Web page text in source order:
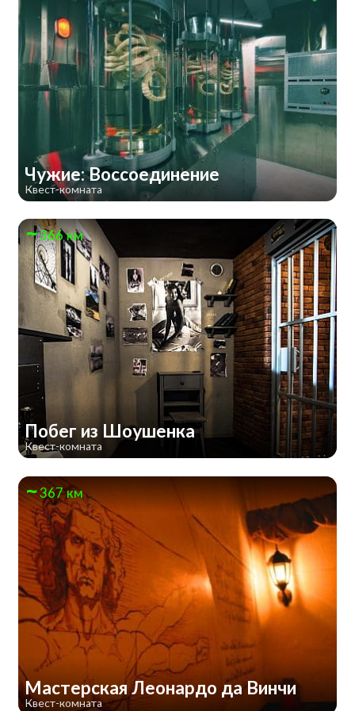
Чужие: Воссоединение
Квест-комната
366 км
Побег из Шоушенка
Квест-комната
367 км
Мастерская Леонардо да Винчи
Квест-комната